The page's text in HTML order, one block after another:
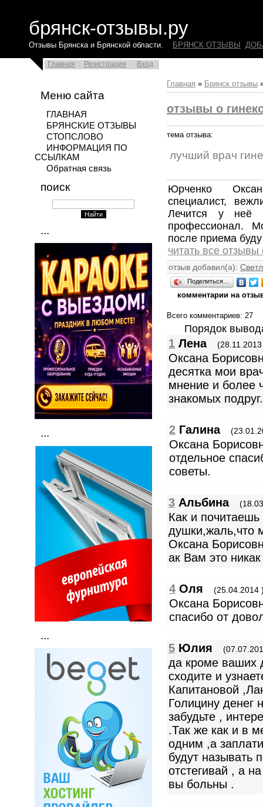
брянск-отзывы.ру
Отзывы Брянска и Брянской области. БРЯНСК ОТЗЫВЫ
Главная Регистрация Вход
Меню сайта
ГЛАВНАЯ
БРЯНСКИЕ ОТЗЫВЫ
СТОПСЛОВО
ИНФОРМАЦИЯ ПО
ССЫЛКАМ
Обратная связь
поиск
...
...
...
Главная » Брянск отзывы
отзывы о
тема отзыва:
лучший врач
Юрченко
специалист,
Лечится у неё
профессионал.
после приема
читать все отзывы
отзыв добавил(а):
Поделиться…
комментарии на
Всего комментариев: 27
Порядок
1 Лена
Оксана
десятка мои
мнение и более
знакомых подруг.
2 Галина
Оксана
отдельное
советы.
3 Альбина
Как и почитаешь
душки,жаль,что
Оксана
ак Вам это
4 Оля (25.04.2014
Оксана
спасибо от
5 Юлия
да кроме ваших
сходите и
Капитановой
Голицину денег
забудьте ,
.Так же как и в
одним ,а
будут называть
отстегивай , а
вы больны .